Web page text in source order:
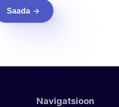
Saada
Navigatsioon